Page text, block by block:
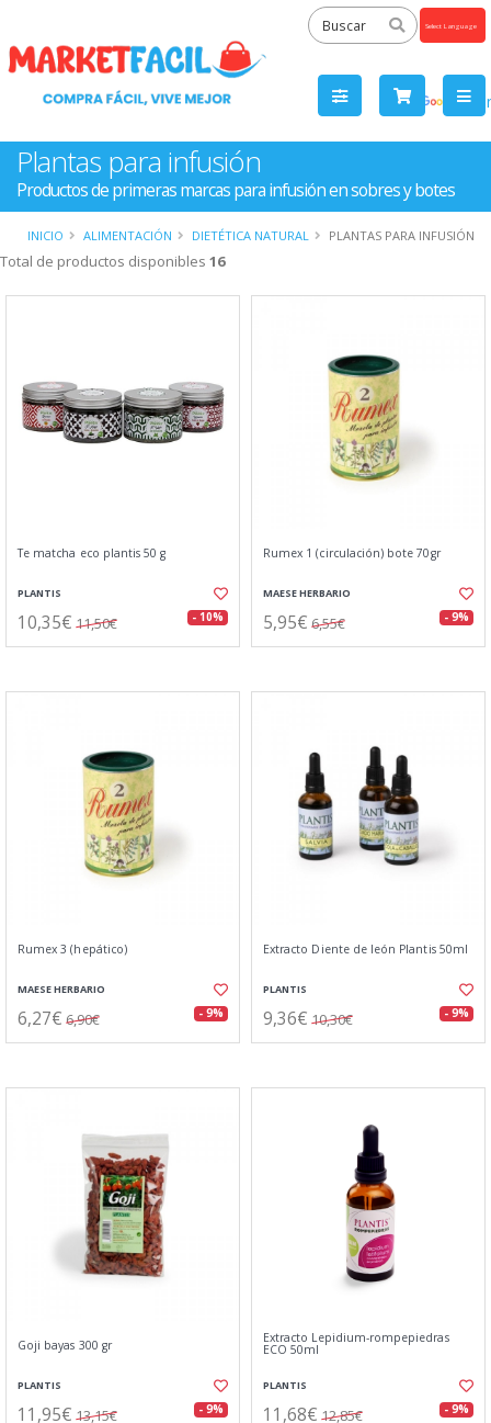
by
Plantas para infusión
Productos de primeras marcas para infusión en sobres y botes
INICIO ALIMENTACIÓN DIETÉTICA NATURAL PLANTAS PARA INFUSIÓN
Total de productos disponibles 16
Te matcha eco plantis 50 g
PLANTIS
10,35€ 11,50€ - 10%
Rumex 1 (circulación) bote 70gr
MAESE HERBARIO
5,95€ 6,55€ - 9%
Rumex 3 (hepático)
MAESE HERBARIO
6,27€ 6,90€ - 9%
Extracto Diente de león Plantis 50ml
PLANTIS
9,36€ 10,30€ - 9%
Goji bayas 300 gr
PLANTIS
11,95€ 13,15€ - 9%
Extracto Lepidium-rompepiedras
ECO 50ml
PLANTIS
11,68€ 12,85€ - 9%